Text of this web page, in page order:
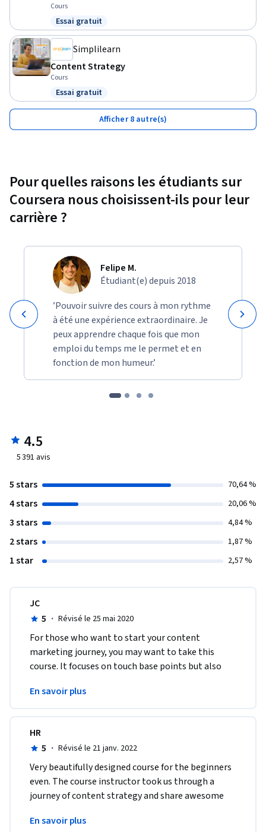
Cours
Statut : Essai gratuit
Essai gratuit
Simplilearn
Content Strategy
Cours
Statut : Essai gratuit
Essai gratuit
Afficher 8 autre(s)
Pour quelles raisons les étudiants sur
Coursera nous choisissent-ils pour leur
carrière ?
Felipe M.
Étudiant(e) depuis 2018
’Pouvoir suivre des cours à mon rythme
à été une expérience extraordinaire. Je
peux apprendre chaque fois que mon
emploi du temps me le permet et en
fonction de mon humeur.’
4.5
5 391 avis
5 stars 70,64 %
4 stars 20,06 %
3 stars 4,84 %
2 stars 1,87 %
1 star 2,57 %
JC
5 · Révisé le 25 mai 2020
For those who want to start your content
marketing journey, you may want to take this
course. It focuses on touch base points but also
content marketer.
En savoir plus
HR
5 · Révisé le 21 janv. 2022
Very beautifully designed course for the beginners
even. The course instructor took us through a
journey of content strategy and share awesome
course
En savoir plus